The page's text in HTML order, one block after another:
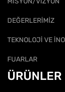
DEĞERLERİMİZ
TEKNOLOJİ VE
FUARLAR
ÜRÜNLER